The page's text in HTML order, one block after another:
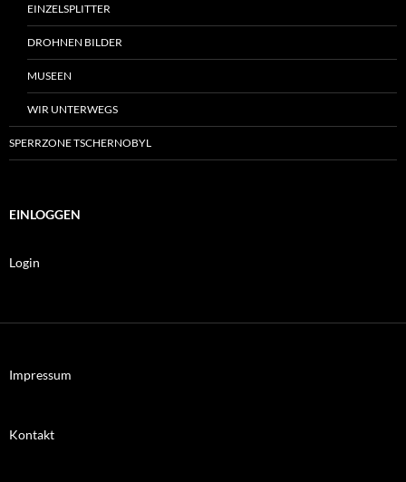
EINZELSPLITTER
DROHNEN BILDER
MUSEEN
WIR UNTERWEGS
SPERRZONE TSCHERNOBYL
EINLOGGEN
Login
Impressum
Kontakt